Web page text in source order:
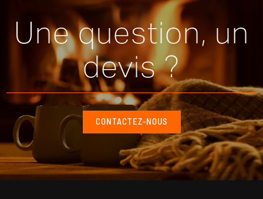
Une question, un
devis ?
CONTACTEZ-NOUS